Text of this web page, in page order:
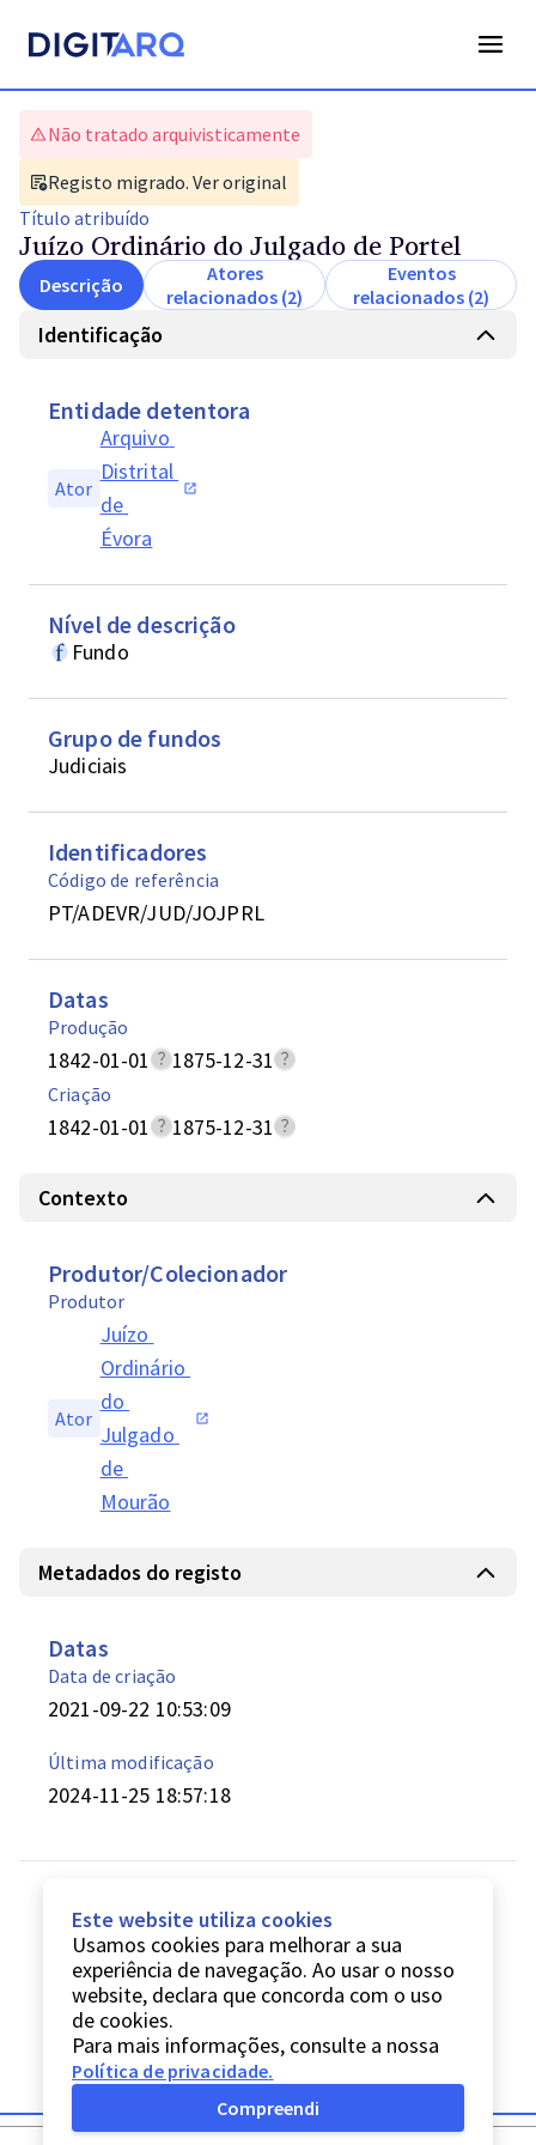
Não tratado arquivisticamente
Registo migrado. Ver original
Título atribuído
Juízo Ordinário do Julgado de Portel
Descrição
Atores
relacionados (2)
Eventos
relacionados (2)
Identificação
Entidade detentora
Ator
Arquivo
Distrital
de
Évora
Nível de descrição
Fundo
Grupo de fundos
Judiciais
Identificadores
Código de referência
PT/ADEVR/JUD/JOJPRL
Datas
Produção
1842-01-01 1875-12-31
Criação
1842-01-01 1875-12-31
Contexto
Produtor/Colecionador
Produtor
Ator
Juízo
Ordinário
do
Julgado
de
Mourão
Metadados do registo
Datas
Data de criação
2021-09-22 10:53:09
Última modificação
2024-11-25 18:57:18
Este website utiliza cookies
Usamos cookies para melhorar a sua
experiência de navegação. Ao usar o nosso
website, declara que concorda com o uso
de cookies.
Para mais informações, consulte a nossa
Política de privacidade.
Compreendi